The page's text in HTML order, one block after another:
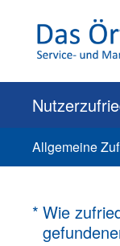
Allgemeine
* Wie